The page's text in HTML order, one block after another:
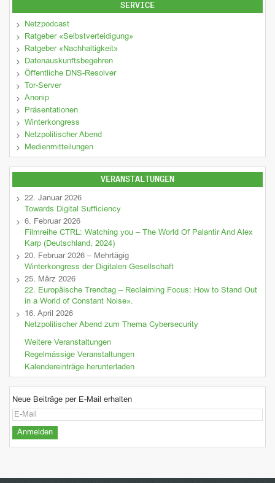
SERVICE
Netzpodcast
Ratgeber «Selbstverteidigung»
Ratgeber «Nachhaltigkeit»
Datenauskunftsbegehren
Öffentliche DNS-Resolver
Tor-Server
Anonip
Präsentationen
Winterkongress
Netzpolitischer Abend
Medienmitteilungen
VERANSTALTUNGEN
22. Januar 2026
Towards Digital Sufficiency
6. Februar 2026
Filmreihe CTRL: Watching you – The World Of Palantir And Alex
Karp (Deutschland, 2024)
20. Februar 2026 – Mehrtägig
Winterkongress der Digitalen Gesellschaft
25. März 2026
22. Europäische Trendtag – Reclaiming Focus: How to Stand Out
in a World of Constant Noise».
16. April 2026
Netzpolitischer Abend zum Thema Cybersecurity
Weitere Veranstaltungen
Regelmässige Veranstaltungen
Kalendereinträge herunterladen
Neue Beiträge per E-Mail erhalten